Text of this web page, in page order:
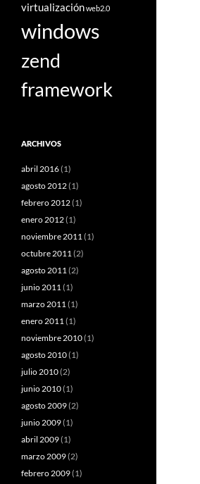
virtualizaciónweb2.0
windows
zend
framework
ARCHIVOS
abril 2016(1)
agosto 2012(1)
febrero 2012(1)
enero 2012(1)
noviembre 2011(1)
octubre 2011(2)
agosto 2011(2)
junio 2011(1)
marzo 2011(1)
enero 2011(1)
noviembre 2010(1)
agosto 2010(1)
julio 2010(2)
junio 2010(1)
agosto 2009(2)
junio 2009(1)
abril 2009(1)
marzo 2009(2)
febrero 2009(1)